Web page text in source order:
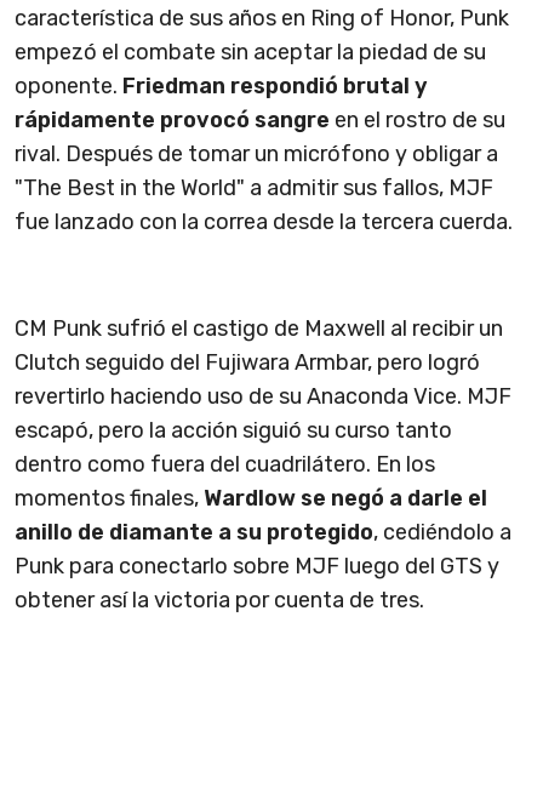
característica de sus años en Ring of Honor, Punk
empezó el combate sin aceptar la piedad de su
oponente. Friedman respondió brutal y
rápidamente provocó sangre en el rostro de su
rival. Después de tomar un micrófono y obligar a
"The Best in the World" a admitir sus fallos, MJF
fue lanzado con la correa desde la tercera cuerda.
CM Punk sufrió el castigo de Maxwell al recibir un
Clutch seguido del Fujiwara Armbar, pero logró
revertirlo haciendo uso de su Anaconda Vice. MJF
escapó, pero la acción siguió su curso tanto
dentro como fuera del cuadrilátero. En los
momentos finales, Wardlow se negó a darle el
anillo de diamante a su protegido, cediéndolo a
Punk para conectarlo sobre MJF luego del GTS y
obtener así la victoria por cuenta de tres.